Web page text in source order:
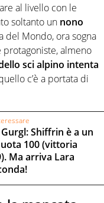
al livello con le
soltanto un nono
del Mondo, ora sogna
almeno
sci alpino intenta
c’è a portata di
Shiffrin è a un
100 (vittoria
Ma arriva Lara